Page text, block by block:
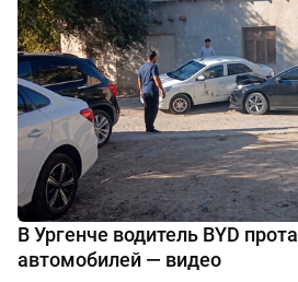
В Ургенче водитель BYD
автомобилей — видео